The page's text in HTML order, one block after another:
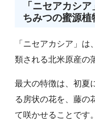
「ニセアカシ
ちみつの蜜源植
「ニセアカシア」
類される北米原産の
最大の特徴は、初夏
る房状の花を、藤の
て咲かせることです。